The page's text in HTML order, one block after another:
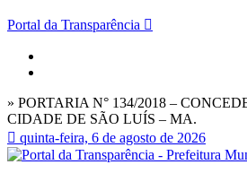
Portal da Transparência
» PORTARIA N° 134/2018 –
CIDADE DE SÃO LUÍS – MA.
quinta-feira, 6 de agosto de 2026